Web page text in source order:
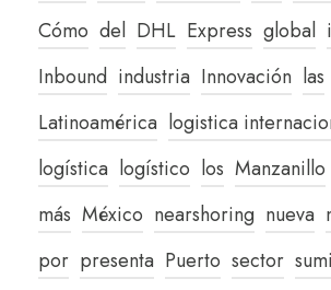
Cómo del DHL Express global
Inbound industria Innovación las
Latinoamérica logistica
logística logístico los Manzanillo
más México nearshoring nueva
por presenta Puerto sector